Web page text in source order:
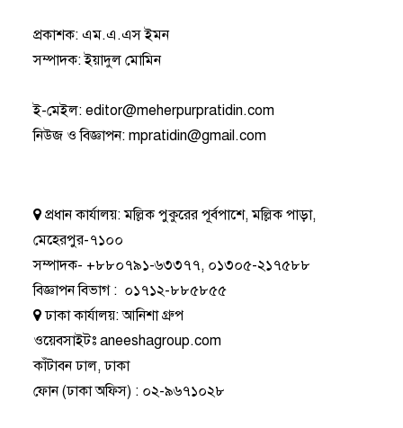
প্রকাশক: এম.এ.এস ইমন
সম্পাদক: ইয়াদুল মোমিন
ই-মেইল:editor@meherpurpratidin.com
নিউজ ও বিজ্ঞাপন:mpratidin@gmail.com
প্রধান কার্যালয়:মল্লিক পুকুরের পূর্বপাশে, মল্লিক পাড়া,
মেহেরপুর-৭১০০
সম্পাদক- +৮৮০৭৯১-৬৩৩৭৭, ০১৩০৫-২১৭৫৮৮
বিজ্ঞাপন বিভাগ: ০১৭১২-৮৮৫৮৫৫
ঢাকা কার্যালয়:আনিশা গ্রুপ
ওয়েবসাইটঃaneeshagroup.com
কাঁটাবন ঢাল, ঢাকা
ফোন(ঢাকা অফিস) : ০২-৯৬৭১০২৮